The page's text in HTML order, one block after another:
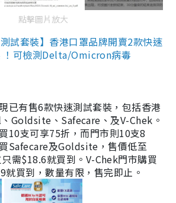
點擊圖片放大
試套裝】香港口罩品牌開賣2款快速
！可檢測Delta/Omicron病毒
已有售6款快速測試套裝，包括香港
Goldsite、Safecare、及V-Chek。
10支可享75折，而門市則10支8
Safecare及Goldsite，售價低至
需$18.6就買到。V-Chek門市購買
就買到，數量有限，售完即止。